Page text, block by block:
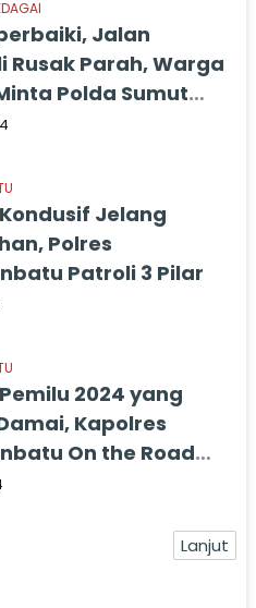
Jalan
Rusak Parah, Warga
Polda Sumut
Proyek
Jelang
Polres
Patroli 3 Pilar
2024 yang
Kapolres
On the Road
ke NU dan MUI
Lanjut